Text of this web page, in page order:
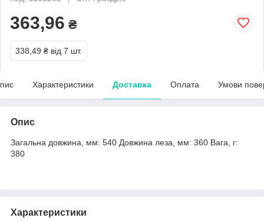
363,96 ₴
338,49 ₴ від 7 шт.
Характеристики Доставка Оплата Умови
Опис
Загальна довжина, мм: 540 Довжина леза, мм: 360 Вага, г:
380
Характеристики